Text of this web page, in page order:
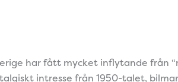
har fått mycket inflytande från
intresse från 1950-talet,